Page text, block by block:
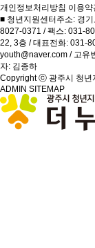
개인정보처리방침 이용약
■ 청년지원센터주소: 경
8027-0371 / 팩스: 031-
22, 3층 / 대표전화: 031-
youth@naver.com / 고유
자: 김종하
Copyright ⓒ 광주시 청년
ADMIN SITEMAP